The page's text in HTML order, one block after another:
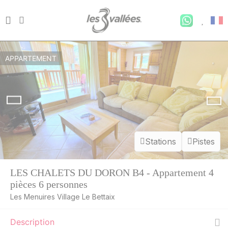
Stations Pistes
APPARTEMENT
LES CHALETS DU DORON B4 - Appartement 4
pièces 6 personnes
Les Menuires Village Le Bettaix
Description